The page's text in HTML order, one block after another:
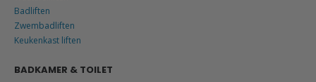
Badliften
Zwembadliften
Keukenkast liften
BADKAMER & TOILET